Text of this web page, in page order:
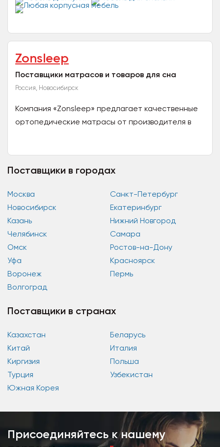
2016 г....
Zonsleep
Поставщики матрасов и товаров для сна
Россия, Новосибирск
Компания «Zonsleep» предлагает качественные
ортопедические матрасы от производителя в
Поставщики в городах
Москва
Санкт-Петербург
Новосибирск
Екатеринбург
Казань
Нижний Новгород
Челябинск
Самара
Омск
Ростов-на-Дону
Уфа
Красноярск
Воронеж
Пермь
Волгоград
Поставщики в странах
Казахстан
Беларусь
Китай
Италия
Киргизия
Польша
Турция
Узбекистан
Южная Корея
Присоединяйтесь к нашему